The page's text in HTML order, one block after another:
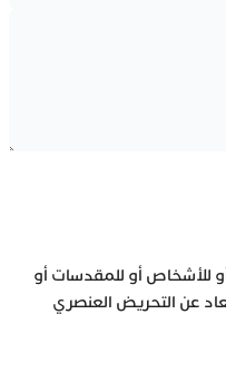
للأشخاص أو للمقدسات أو
عن التحريض العنصري